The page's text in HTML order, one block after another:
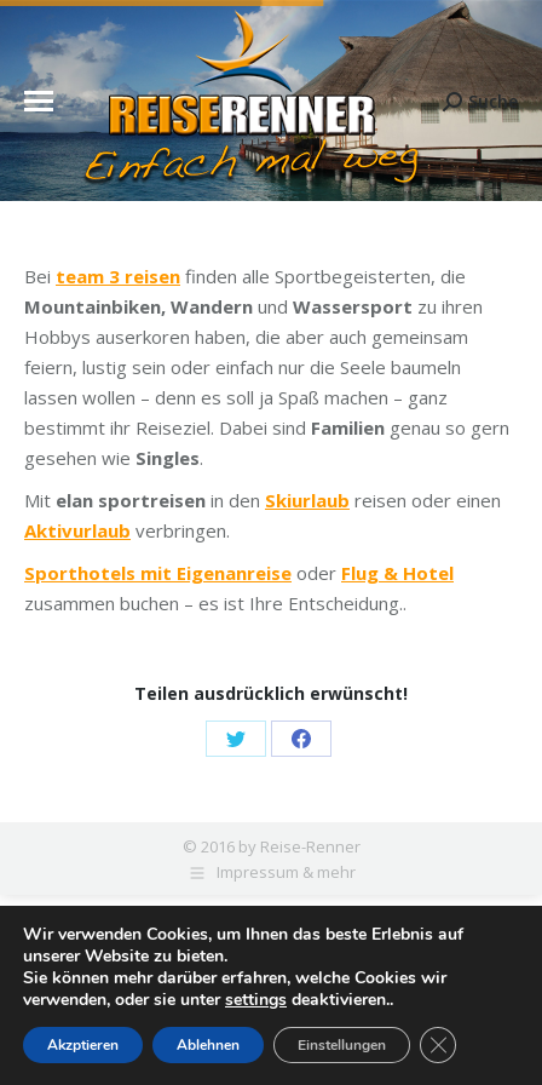
Search:
Suche
Bei team 3 reisen finden alle Sportbegeisterten, die
Mountainbiken, Wandern und Wassersport zu ihren
Hobbys auserkoren haben, die aber auch gemeinsam
feiern, lustig sein oder einfach nur die Seele baumeln
lassen wollen – denn es soll ja Spaß machen – ganz
bestimmt ihr Reiseziel. Dabei sind Familien genau so gern
gesehen wie Singles.
Mit elan sportreisen in den Skiurlaub reisen oder einen
Aktivurlaub verbringen.
Sporthotels mit Eigenanreise oder Flug & Hotel
zusammen buchen – es ist Ihre Entscheidung..
Teilen ausdrücklich erwünscht!
Share Share
© 2016 by Reise-Renner
Impressum & mehr
Wir verwenden Cookies, um Ihnen das beste Erlebnis auf
unserer Website zu bieten.
Sie können mehr darüber erfahren, welche Cookies wir
verwenden, oder sie untersettings deaktivieren..
Akzptieren Ablehnen Einstellungen Close GDPR